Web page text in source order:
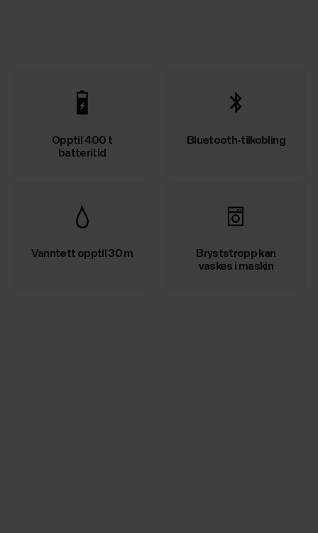
Opptil 400 t
batteritid
Bluetooth-tilkobling
Vanntett opptil 30 m
Bryststropp kan
vaskes i maskin